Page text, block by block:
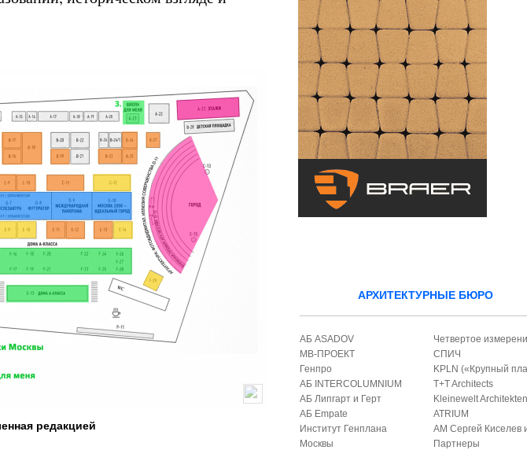
редакцией
АРХИТЕКТУРНЫЕ БЮРО
АБ ASADOV
МВ-ПРОЕКТ
Генпро
АБ INTERCOLUMNIUM
АБ Липгарт и Герт
АБ Empate
Институт Генплана
Москвы
Четвертое
СПИЧ
KPLN («Крупный
T+T Architects
Kleinewelt
ATRIUM
АМ Сергей Киселев
Партнеры